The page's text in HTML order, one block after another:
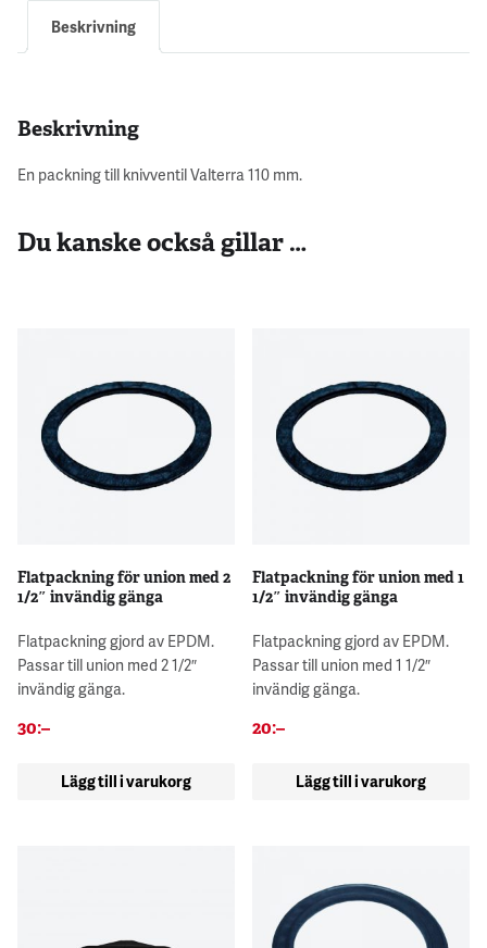
Beskrivning
Beskrivning
En packning till knivventil Valterra 110 mm.
Du kanske också gillar …
Flatpackning för union med 2
1/2″ invändig gänga
Flatpackning gjord av EPDM.
Passar till union med 2 1/2″
invändig gänga.
30:–
Lägg till i varukorg
Flatpackning för union med 1
1/2″ invändig gänga
Flatpackning gjord av EPDM.
Passar till union med 1 1/2″
invändig gänga.
20:–
Lägg till i varukorg